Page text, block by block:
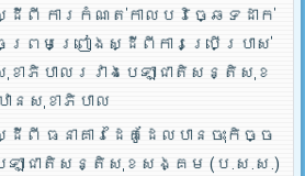
ពី ការកំណត់កាលបរិច្ឆេទដាក់
ព្រមព្រៀងស្ដីពីការប្រើប្រាស់
ាភិបាលរវាងបេឡាជាតិសន្តិសុខ
សុខាភិបាល
ធនាគារដៃគូដែលបានចុះកិច្ច
ឡាជាតិសន្តិសុខសង្គម (ប.ស.ស.)